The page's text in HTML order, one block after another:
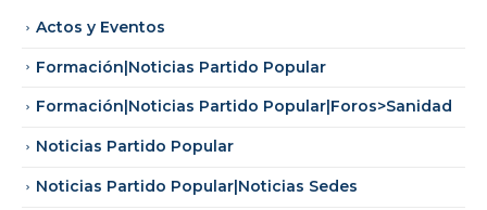
Actos y Eventos
Formación|Noticias Partido Popular
Formación|Noticias Partido Popular|Foros>Sanidad
Noticias Partido Popular
Noticias Partido Popular|Noticias Sedes